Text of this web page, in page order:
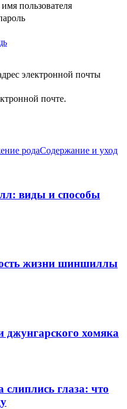
пользователя
электронной почты
почте.
родаСодержание и уход
виды и способы
жизни шиншиллы
джунгарского хомяка
глаза: что